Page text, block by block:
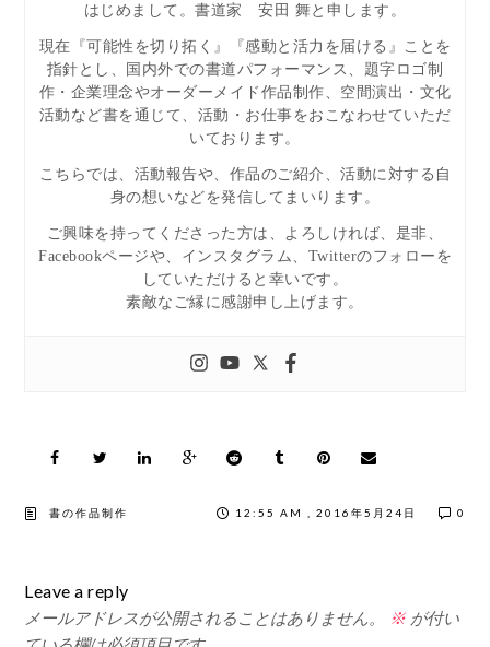
はじめまして。書道家 安田 舞と申します。
現在『可能性を切り拓く』『感動と活力を届ける』ことを
指針とし、国内外での書道パフォーマンス、題字ロゴ制
作・企業理念やオーダーメイド作品制作、空間演出・文化
活動など書を通じて、活動・お仕事をおこなわせていただ
いております。
こちらでは、活動報告や、作品のご紹介、活動に対する自
身の想いなどを発信してまいります。
ご興味を持ってくださった方は、よろしければ、是非、
Facebookページや、インスタグラム、Twitterのフォローを
していただけると幸いです。
素敵なご縁に感謝申し上げます。
書の作品制作 12:55 AM , 2016年5月24日 0
Leave a reply
メールアドレスが公開されることはありません。 ※が付い